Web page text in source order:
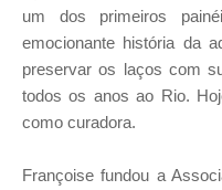
um dos primeiros
emocionante história da
preservar os laços com
todos os anos ao Rio.
como curadora.
Françoise fundou a